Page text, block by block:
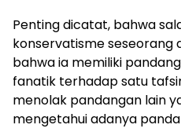
Penting dicatat, bahwa
konservatisme
bahwa ia memiliki
fanatik terhadap satu
menolak pandangan lain
mengetahui adanya